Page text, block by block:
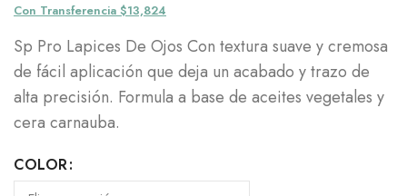
Con Transferencia $13,824
Sp Pro Lapices De Ojos Con textura suave y cremosa
de fácil aplicación que deja un acabado y trazo de
alta precisión. Formula a base de aceites vegetales y
cera carnauba.
COLOR